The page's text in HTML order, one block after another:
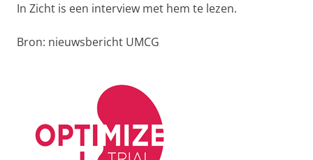
In Zicht is een interview met hem te lezen.
Bron: nieuwsbericht UMCG